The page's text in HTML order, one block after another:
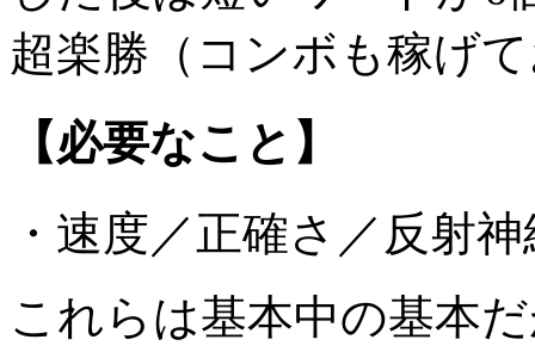
超楽勝（コンボも稼げ
【必要なこと】
・速度／正確さ／反射神
これらは基本中の基本